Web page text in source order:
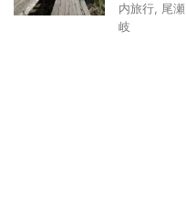
内旅行 尾瀬
岐